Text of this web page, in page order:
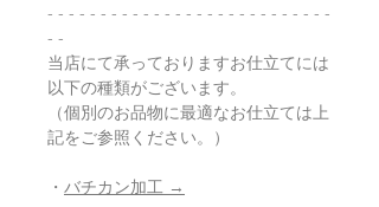
- - - - - - - - - - - - - - - - - - - - - - - - - - -
- -
当店にて承っておりますお仕立てには
以下の種類がございます。
（個別のお品物に最適なお仕立ては上
記をご参照ください。）
・ バチカン加工 →